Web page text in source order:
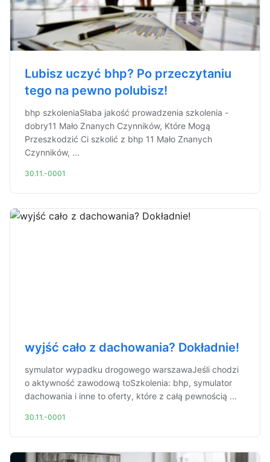
Lubisz uczyć bhp? Po przeczytaniu
tego na pewno polubisz!
bhp szkoleniaSłaba jakość prowadzenia szkolenia -
dobry11 Mało Znanych Czynników, Które Mogą
Przeszkodzić Ci szkolić z bhp 11 Mało Znanych
Czynników, ...
30.11.-0001
wyjść cało z dachowania? Dokładnie!
symulator wypadku drogowego warszawaJeśli chodzi
o aktywność zawodową toSzkolenia: bhp, symulator
dachowania i inne to oferty, które z całą pewnością ...
30.11.-0001